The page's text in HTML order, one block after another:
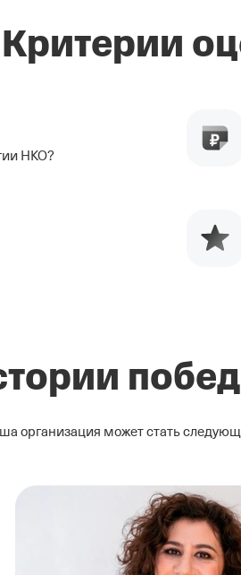
Критерии
НКО?
организация может стать